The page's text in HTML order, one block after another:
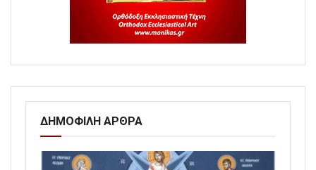
ΔΗΜΟΦΙΛΗ ΑΡΘΡΑ